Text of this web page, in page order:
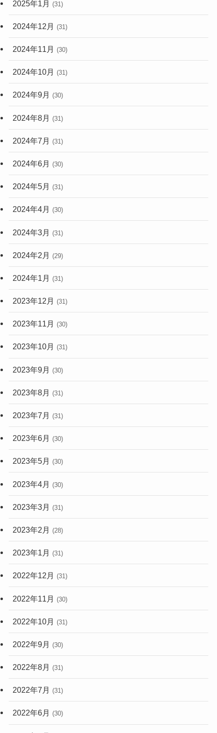
2025年1月 (31)
2024年12月 (31)
2024年11月 (30)
2024年10月 (31)
2024年9月 (30)
2024年8月 (31)
2024年7月 (31)
2024年6月 (30)
2024年5月 (31)
2024年4月 (30)
2024年3月 (31)
2024年2月 (29)
2024年1月 (31)
2023年12月 (31)
2023年11月 (30)
2023年10月 (31)
2023年9月 (30)
2023年8月 (31)
2023年7月 (31)
2023年6月 (30)
2023年5月 (30)
2023年4月 (30)
2023年3月 (31)
2023年2月 (28)
2023年1月 (31)
2022年12月 (31)
2022年11月 (30)
2022年10月 (31)
2022年9月 (30)
2022年8月 (31)
2022年7月 (31)
2022年6月 (30)